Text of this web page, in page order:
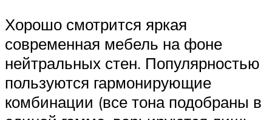
Хорошо смотрится яркая
современная мебель на фоне
нейтральных стен. Популярностью
пользуются гармонирующие
комбинации (все тона подобраны в